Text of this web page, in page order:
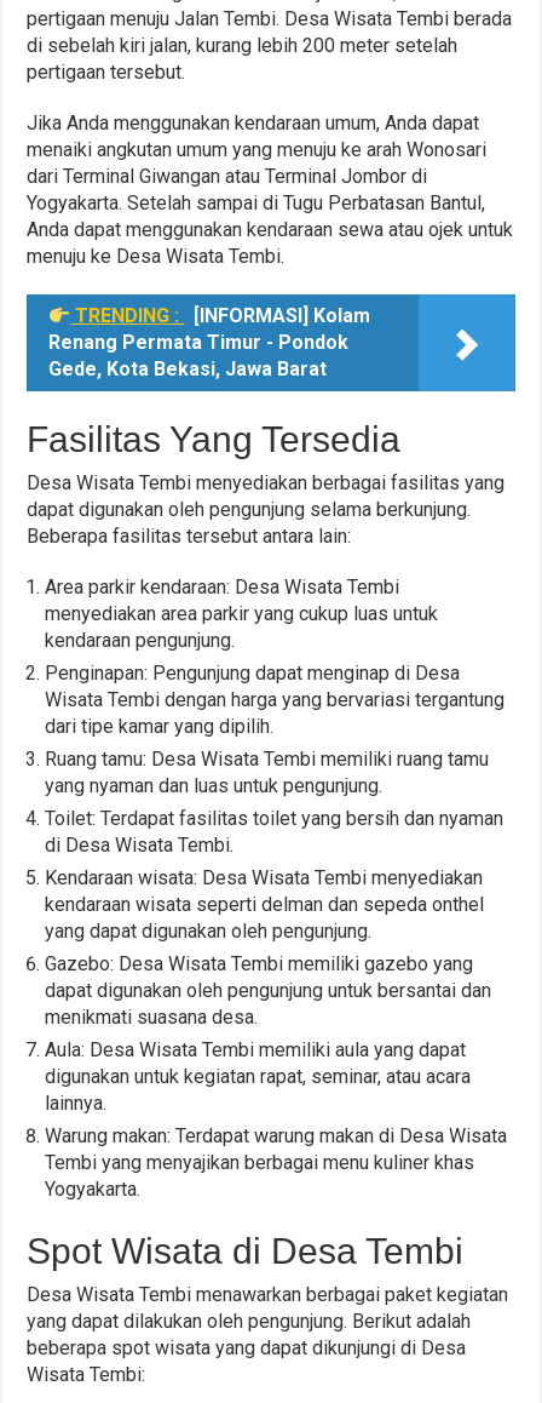
pertigaan menuju Jalan Tembi. Desa Wisata Tembi berada
di sebelah kiri jalan, kurang lebih 200 meter setelah
pertigaan tersebut.
Jika Anda menggunakan kendaraan umum, Anda dapat
menaiki angkutan umum yang menuju ke arah Wonosari
dari Terminal Giwangan atau Terminal Jombor di
Yogyakarta. Setelah sampai di Tugu Perbatasan Bantul,
Anda dapat menggunakan kendaraan sewa atau ojek untuk
menuju ke Desa Wisata Tembi.
TRENDING :
[INFORMASI] Kolam
Renang Permata Timur - Pondok
Gede, Kota Bekasi, Jawa Barat
Fasilitas Yang Tersedia
Desa Wisata Tembi menyediakan berbagai fasilitas yang
dapat digunakan oleh pengunjung selama berkunjung.
Beberapa fasilitas tersebut antara lain:
Area parkir kendaraan: Desa Wisata Tembi
menyediakan area parkir yang cukup luas untuk
kendaraan pengunjung.
Penginapan: Pengunjung dapat menginap di Desa
Wisata Tembi dengan harga yang bervariasi tergantung
dari tipe kamar yang dipilih.
Ruang tamu: Desa Wisata Tembi memiliki ruang tamu
yang nyaman dan luas untuk pengunjung.
Toilet: Terdapat fasilitas toilet yang bersih dan nyaman
di Desa Wisata Tembi.
Kendaraan wisata: Desa Wisata Tembi menyediakan
kendaraan wisata seperti delman dan sepeda onthel
yang dapat digunakan oleh pengunjung.
Gazebo: Desa Wisata Tembi memiliki gazebo yang
dapat digunakan oleh pengunjung untuk bersantai dan
menikmati suasana desa.
Aula: Desa Wisata Tembi memiliki aula yang dapat
digunakan untuk kegiatan rapat, seminar, atau acara
lainnya.
Warung makan: Terdapat warung makan di Desa Wisata
Tembi yang menyajikan berbagai menu kuliner khas
Yogyakarta.
Spot Wisata di Desa Tembi
Desa Wisata Tembi menawarkan berbagai paket kegiatan
yang dapat dilakukan oleh pengunjung. Berikut adalah
beberapa spot wisata yang dapat dikunjungi di Desa
Wisata Tembi: